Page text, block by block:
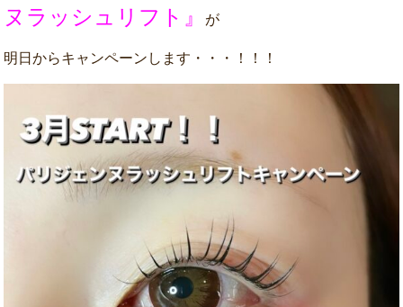
ヌラッシュリフト』
が
明日からキャンペーンします・・・！！！